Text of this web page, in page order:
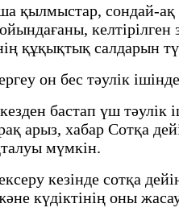
сондай-ақ
салдарын
он бес тәулік
бастап үш
арыз, хабар Сотқа
мүмкін.
кезінде сотқа
күдіктінің оны